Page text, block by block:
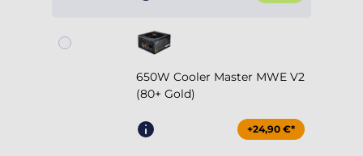
650W Cooler Master MWE V2
(80+ Gold)
+24,90 €*